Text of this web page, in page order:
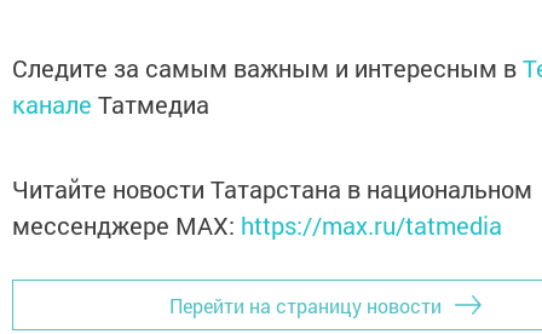
Следите за самым важным и интересным в
канале Татмедиа
Читайте новости Татарстана в национальном
мессенджере MАХ: https://max.ru/tatmedia
Перейти на страницу новости